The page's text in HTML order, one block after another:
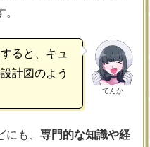
てんか
ると、キュ
計図のよう
も、 専門的な知識や経